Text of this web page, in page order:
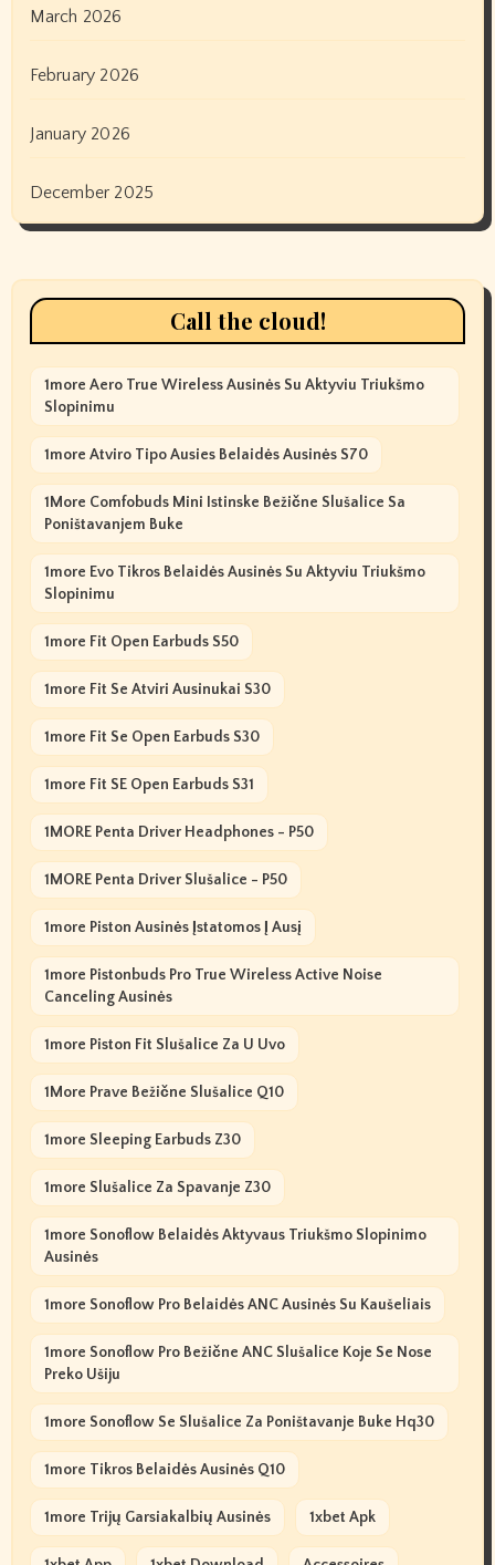
March 2026
February 2026
January 2026
December 2025
Call the cloud!
1more Aero True Wireless Ausinės Su Aktyviu Triukšmo
Slopinimu
1more Atviro Tipo Ausies Belaidės Ausinės S70
1More Comfobuds Mini Istinske Bežične Slušalice Sa
Poništavanjem Buke
1more Evo Tikros Belaidės Ausinės Su Aktyviu Triukšmo
Slopinimu
1more Fit Open Earbuds S50
1more Fit Se Atviri Ausinukai S30
1more Fit Se Open Earbuds S30
1more Fit SE Open Earbuds S31
1MORE Penta Driver Headphones - P50
1MORE Penta Driver Slušalice - P50
1more Piston Ausinės Įstatomos Į Ausį
1more Pistonbuds Pro True Wireless Active Noise
Canceling Ausinės
1more Piston Fit Slušalice Za U Uvo
1More Prave Bežične Slušalice Q10
1more Sleeping Earbuds Z30
1more Slušalice Za Spavanje Z30
1more Sonoflow Belaidės Aktyvaus Triukšmo Slopinimo
Ausinės
1more Sonoflow Pro Belaidės ANC Ausinės Su Kaušeliais
1more Sonoflow Pro Bežične ANC Slušalice Koje Se Nose
Preko Ušiju
1more Sonoflow Se Slušalice Za Poništavanje Buke Hq30
1more Tikros Belaidės Ausinės Q10
1more Trijų Garsiakalbių Ausinės 1xbet Apk